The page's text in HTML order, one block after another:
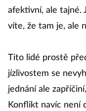
afektivní, ale tajné.
víte, že tam je, ale
Tito lidé prostě
jízlivostem se
jednání ale
Konflikt navíc není